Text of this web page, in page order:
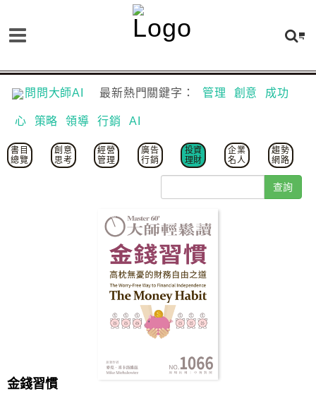
問問大師AI 最新熱門關鍵字： 管理 創意 成功
心 策略 領導 行銷 AI
書目
總覽
創意
思考
經營
管理
廣告
行銷
投資
理財
企業
名人
趨勢
網路
查詢
金錢習慣